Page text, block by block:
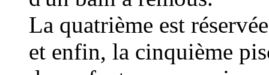
La quatrième est
et enfin, la cinquième